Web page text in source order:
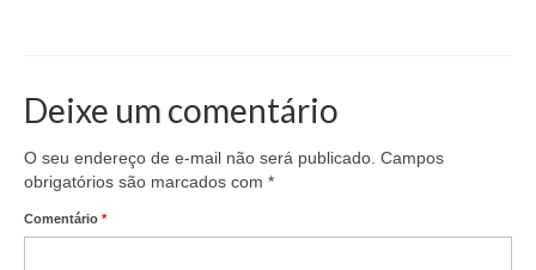
Deixe um comentário
O seu endereço de e-mail não será publicado. Campos
obrigatórios são marcados com *
Comentário *